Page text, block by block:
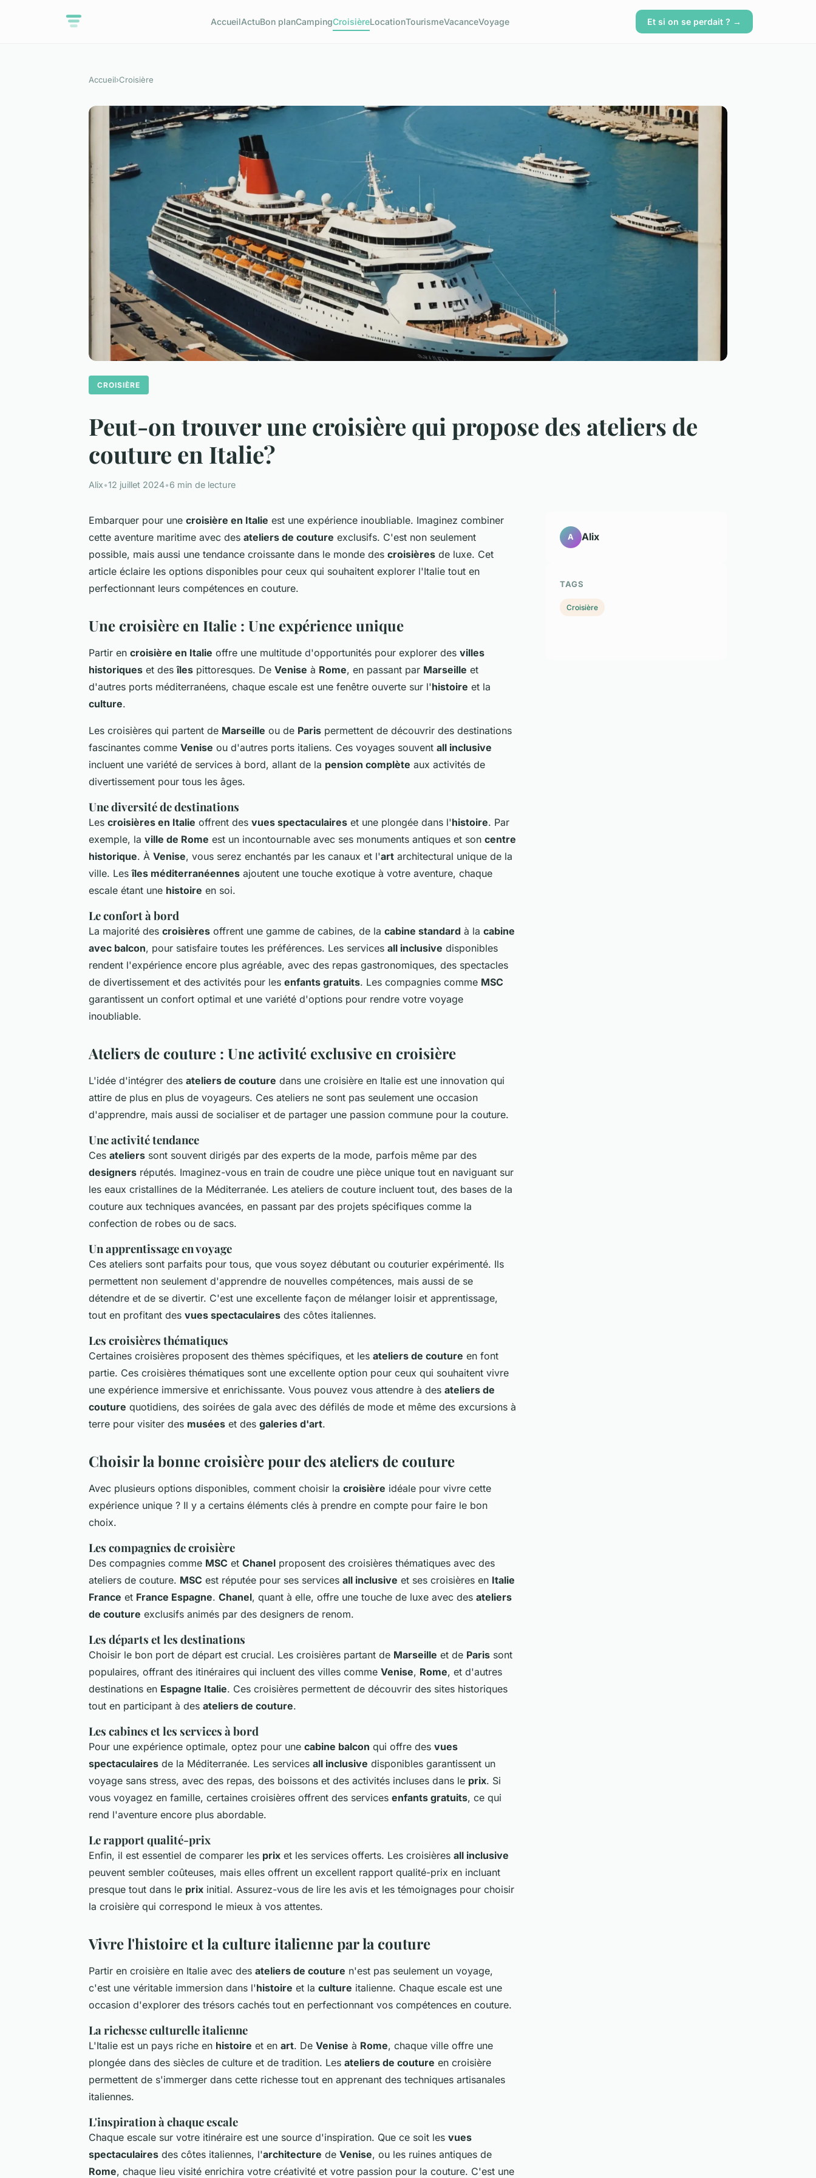
AccueilActuBon planCampingCroisièreLocationTourismeVacanceVoyage Et si on se perdait ? →
Accueil›Croisière
CROISIÈRE
Peut-on trouver une croisière qui propose des ateliers de
couture en Italie?
Alix•12 juillet 2024•6 min de lecture
Embarquer pour une croisière en Italie est une expérience inoubliable. Imaginez combiner
cette aventure maritime avec des ateliers de couture exclusifs. C'est non seulement
possible, mais aussi une tendance croissante dans le monde des croisières de luxe. Cet
article éclaire les options disponibles pour ceux qui souhaitent explorer l'Italie tout en
perfectionnant leurs compétences en couture.
Une croisière en Italie : Une expérience unique
Partir en croisière en Italie offre une multitude d'opportunités pour explorer des villes
historiques et desîles pittoresques. De Venise à Rome, en passant par Marseille et
d'autres ports méditerranéens, chaque escale est une fenêtre ouverte sur l'histoire et la
culture.
Les croisières qui partent de Marseille ou de Paris permettent de découvrir des destinations
fascinantes comme Venise ou d'autres ports italiens. Ces voyages souvent all inclusive
incluent une variété de services à bord, allant de la pension complète aux activités de
divertissement pour tous les âges.
Une diversité de destinations
Les croisières en Italie offrent des vues spectaculaires et une plongée dans l'histoire. Par
exemple, la ville de Rome est un incontournable avec ses monuments antiques et son centre
historique. À Venise, vous serez enchantés par les canaux et l'art architectural unique de la
ville. Lesîles méditerranéennes ajoutent une touche exotique à votre aventure, chaque
escale étant une histoire en soi.
Le confort à bord
La majorité des croisières offrent une gamme de cabines, de la cabine standard à la cabine
avec balcon, pour satisfaire toutes les préférences. Les services all inclusive disponibles
rendent l'expérience encore plus agréable, avec des repas gastronomiques, des spectacles
de divertissement et des activités pour les enfants gratuits. Les compagnies comme MSC
garantissent un confort optimal et une variété d'options pour rendre votre voyage
inoubliable.
Ateliers de couture : Une activité exclusive en croisière
L'idée d'intégrer des ateliers de couture dans une croisière en Italie est une innovation qui
attire de plus en plus de voyageurs. Ces ateliers ne sont pas seulement une occasion
d'apprendre, mais aussi de socialiser et de partager une passion commune pour la couture.
Une activité tendance
Ces ateliers sont souvent dirigés par des experts de la mode, parfois même par des
designers réputés. Imaginez-vous en train de coudre une pièce unique tout en naviguant sur
les eaux cristallines de la Méditerranée. Les ateliers de couture incluent tout, des bases de la
couture aux techniques avancées, en passant par des projets spécifiques comme la
confection de robes ou de sacs.
Un apprentissage en voyage
Ces ateliers sont parfaits pour tous, que vous soyez débutant ou couturier expérimenté. Ils
permettent non seulement d'apprendre de nouvelles compétences, mais aussi de se
détendre et de se divertir. C'est une excellente façon de mélanger loisir et apprentissage,
tout en profitant des vues spectaculaires des côtes italiennes.
Les croisières thématiques
Certaines croisières proposent des thèmes spécifiques, et les ateliers de couture en font
partie. Ces croisières thématiques sont une excellente option pour ceux qui souhaitent vivre
une expérience immersive et enrichissante. Vous pouvez vous attendre à des ateliers de
couture quotidiens, des soirées de gala avec des défilés de mode et même des excursions à
terre pour visiter des musées et des galeries d'art.
Choisir la bonne croisière pour des ateliers de couture
Avec plusieurs options disponibles, comment choisir la croisière idéale pour vivre cette
expérience unique ? Il y a certains éléments clés à prendre en compte pour faire le bon
choix.
Les compagnies de croisière
Des compagnies comme MSC et Chanel proposent des croisières thématiques avec des
ateliers de couture. MSC est réputée pour ses services all inclusive et ses croisières en Italie
France et France Espagne. Chanel, quant à elle, offre une touche de luxe avec des ateliers
de couture exclusifs animés par des designers de renom.
Les départs et les destinations
Choisir le bon port de départ est crucial. Les croisières partant de Marseille et de Paris sont
populaires, offrant des itinéraires qui incluent des villes comme Venise, Rome, et d'autres
destinations en Espagne Italie. Ces croisières permettent de découvrir des sites historiques
tout en participant à des ateliers de couture.
Les cabines et les services à bord
Pour une expérience optimale, optez pour une cabine balcon qui offre des vues
spectaculaires de la Méditerranée. Les services all inclusive disponibles garantissent un
voyage sans stress, avec des repas, des boissons et des activités incluses dans le prix. Si
vous voyagez en famille, certaines croisières offrent des services enfants gratuits, ce qui
rend l'aventure encore plus abordable.
Le rapport qualité-prix
Enfin, il est essentiel de comparer les prix et les services offerts. Les croisières all inclusive
peuvent sembler coûteuses, mais elles offrent un excellent rapport qualité-prix en incluant
presque tout dans le prix initial. Assurez-vous de lire les avis et les témoignages pour choisir
la croisière qui correspond le mieux à vos attentes.
Vivre l'histoire et la culture italienne par la couture
Partir en croisière en Italie avec des ateliers de couture n'est pas seulement un voyage,
c'est une véritable immersion dans l'histoire et la culture italienne. Chaque escale est une
occasion d'explorer des trésors cachés tout en perfectionnant vos compétences en couture.
La richesse culturelle italienne
L'Italie est un pays riche en histoire et en art. De Venise à Rome, chaque ville offre une
plongée dans des siècles de culture et de tradition. Les ateliers de couture en croisière
permettent de s'immerger dans cette richesse tout en apprenant des techniques artisanales
italiennes.
L'inspiration à chaque escale
Chaque escale sur votre itinéraire est une source d'inspiration. Que ce soit les vues
spectaculaires des côtes italiennes, l'architecture de Venise, ou les ruines antiques de
Rome, chaque lieu visité enrichira votre créativité et votre passion pour la couture. C'est une
A Alix
TAGS
Croisière